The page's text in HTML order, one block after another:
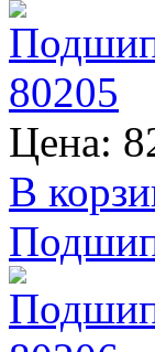
Цена:
В